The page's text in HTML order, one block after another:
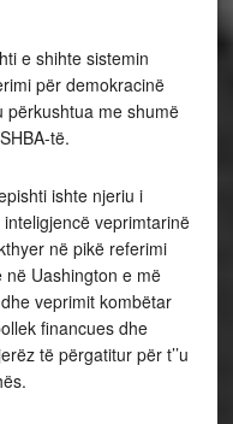
e shihte sistemin
për demokracinë
përkushtua me shumë
të.
ishte njeriu i
veprimtarinë
në pikë referimi
Uashington e më
veprimit kombëtar
financues dhe
të përgatitur për t’’u